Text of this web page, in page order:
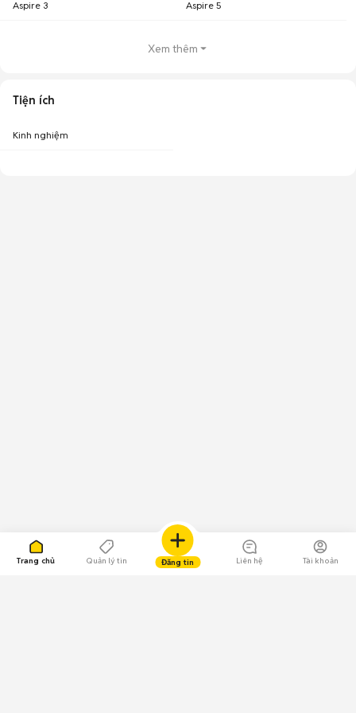
Trang chủ Quản lý tin Đăng tin Liên hệ Tài khoản
Aspire 3 Aspire 5
Xem thêm
Tiện ích
Kinh nghiệm